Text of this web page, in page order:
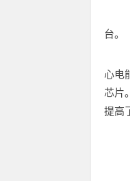
台。
心电
芯片
提高